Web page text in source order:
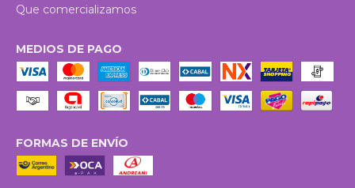
Que comercializamos
MEDIOS DE PAGO
FORMAS DE ENVÍO